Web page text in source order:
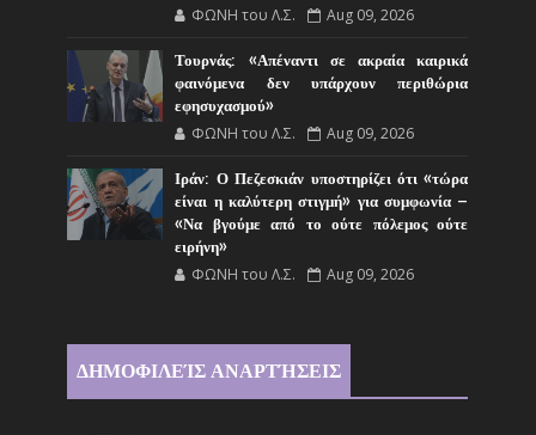
ΦΩΝΗ του Λ.Σ. Aug 09, 2026
Τουρνάς: «Απέναντι σε ακραία καιρικά
φαινόμενα δεν υπάρχουν περιθώρια
εφησυχασμού»
ΦΩΝΗ του Λ.Σ. Aug 09, 2026
Ιράν: Ο Πεζεσκιάν υποστηρίζει ότι «τώρα
είναι η καλύτερη στιγμή» για συμφωνία –
«Να βγούμε από το ούτε πόλεμος ούτε
ειρήνη»
ΦΩΝΗ του Λ.Σ. Aug 09, 2026
ΔΗΜΟΦΙΛΕΊΣ ΑΝΑΡΤΉΣΕΙΣ